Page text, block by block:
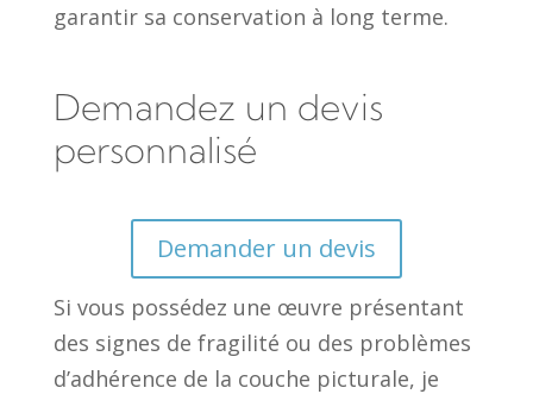
garantir sa conservation à long terme.
Demandez un devis
personnalisé
Demander un devis
Si vous possédez une œuvre présentant
des signes de fragilité ou des problèmes
d’adhérence de la couche picturale, je